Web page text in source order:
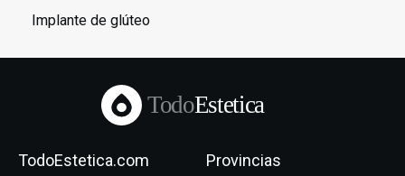
Implante de glúteo
TodoEstetica
TodoEstetica.com Provincias